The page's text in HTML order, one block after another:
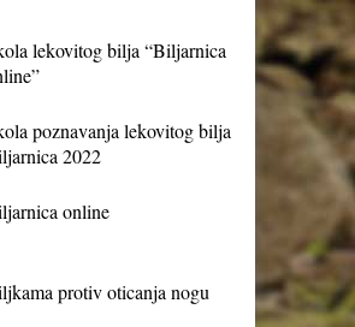
lekovitog bilja “Biljarnica
poznavanja lekovitog bilja
2022
online
protiv oticanja nogu